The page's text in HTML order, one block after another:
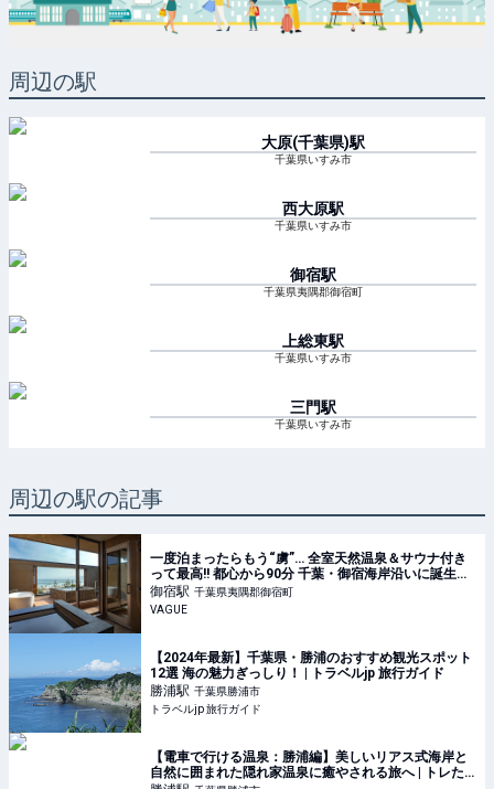
周辺の駅
大原(千葉県)駅
千葉県いすみ市
西大原駅
千葉県いすみ市
御宿駅
千葉県夷隅郡御宿町
上総東駅
千葉県いすみ市
三門駅
千葉県いすみ市
周辺の駅の記事
一度泊まったらもう“虜”… 全室天然温泉＆サウナ付き
って最高!! 都心から90分 千葉・御宿海岸沿いに誕生し
た「海辺のリゾートホテル」の魅力とは | VAGUE(ヴァ
ーグ)
御宿駅 千葉県夷隅郡御宿町
VAGUE
【2024年最新】千葉県・勝浦のおすすめ観光スポット
12選 海の魅力ぎっしり！ | トラベルjp 旅行ガイド
勝浦駅 千葉県勝浦市
トラベルjp 旅行ガイド
【電車で行ける温泉：勝浦編】美しいリアス式海岸と
自然に囲まれた隠れ家温泉に癒やされる旅へ | トレた